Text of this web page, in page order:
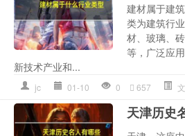
建材属于建
类为建筑行
材、玻璃、
等，广泛应
新技术产业和...
jc 01-10 0 657
天津历史